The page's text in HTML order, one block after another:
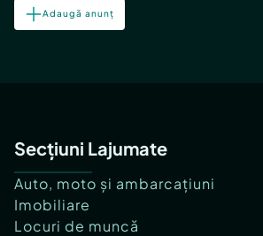
Adaugă anunț
Secțiuni Lajumate
Auto, moto și ambarcațiuni
Imobiliare
Locuri de muncă